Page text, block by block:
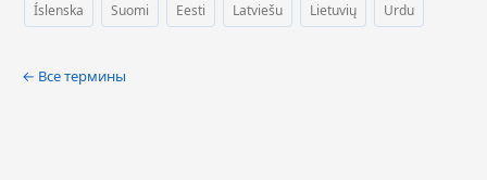
Íslenska
Suomi Eesti Latviešu Lietuvių Urdu
← Все термины